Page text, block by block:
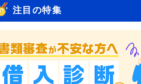
注目の特集